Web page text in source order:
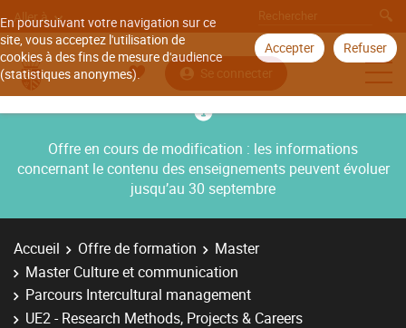
En poursuivant votre navigation sur ce
site, vous acceptez l'utilisation de
cookies à des fins de mesure d'audience
(statistiques anonymes).
Accepter Refuser
Aller à
Se connecter
Offre en cours de modification : les informations
concernant le contenu des enseignements peuvent évoluer
jusqu’au 30 septembre
Accueil Offre de formation
Master
Master Culture et communication
Parcours Intercultural management
UE2 - Research Methods, Projects & Careers